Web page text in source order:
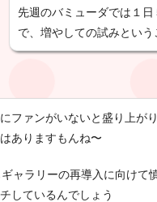
先週のバミューダでは１
で、増やしての試みとい
ファンがいないと盛り上がり
ありますもんね〜
ャラリーの再導入に向けて
しているんでしょう